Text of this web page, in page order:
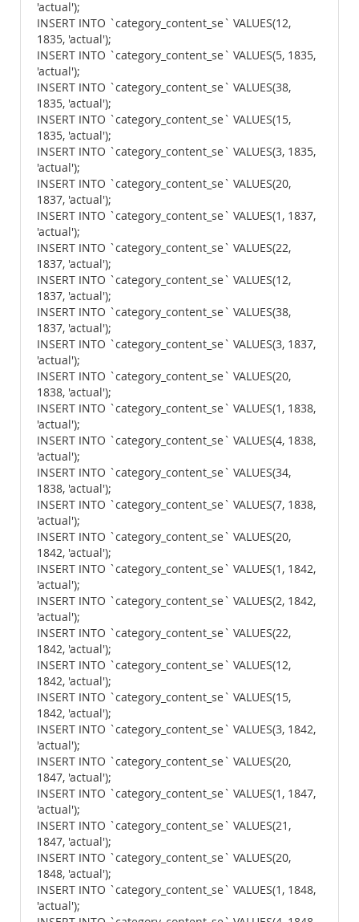
'actual');
INSERT INTO `category_content_se` VALUES(12,
1835, 'actual');
INSERT INTO `category_content_se` VALUES(5, 1835,
'actual');
INSERT INTO `category_content_se` VALUES(38,
1835, 'actual');
INSERT INTO `category_content_se` VALUES(15,
1835, 'actual');
INSERT INTO `category_content_se` VALUES(3, 1835,
'actual');
INSERT INTO `category_content_se` VALUES(20,
1837, 'actual');
INSERT INTO `category_content_se` VALUES(1, 1837,
'actual');
INSERT INTO `category_content_se` VALUES(22,
1837, 'actual');
INSERT INTO `category_content_se` VALUES(12,
1837, 'actual');
INSERT INTO `category_content_se` VALUES(38,
1837, 'actual');
INSERT INTO `category_content_se` VALUES(3, 1837,
'actual');
INSERT INTO `category_content_se` VALUES(20,
1838, 'actual');
INSERT INTO `category_content_se` VALUES(1, 1838,
'actual');
INSERT INTO `category_content_se` VALUES(4, 1838,
'actual');
INSERT INTO `category_content_se` VALUES(34,
1838, 'actual');
INSERT INTO `category_content_se` VALUES(7, 1838,
'actual');
INSERT INTO `category_content_se` VALUES(20,
1842, 'actual');
INSERT INTO `category_content_se` VALUES(1, 1842,
'actual');
INSERT INTO `category_content_se` VALUES(2, 1842,
'actual');
INSERT INTO `category_content_se` VALUES(22,
1842, 'actual');
INSERT INTO `category_content_se` VALUES(12,
1842, 'actual');
INSERT INTO `category_content_se` VALUES(15,
1842, 'actual');
INSERT INTO `category_content_se` VALUES(3, 1842,
'actual');
INSERT INTO `category_content_se` VALUES(20,
1847, 'actual');
INSERT INTO `category_content_se` VALUES(1, 1847,
'actual');
INSERT INTO `category_content_se` VALUES(21,
1847, 'actual');
INSERT INTO `category_content_se` VALUES(20,
1848, 'actual');
INSERT INTO `category_content_se` VALUES(1, 1848,
'actual');